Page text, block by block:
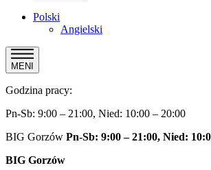
Polski
Angielski
MENI
Godzina pracy:
Pn-Sb: 9:00 – 21:00, Nied: 10:00 – 20:00
BIG Gorzów Pn-Sb: 9:00 – 21:00, Nied:
BIG Gorzów